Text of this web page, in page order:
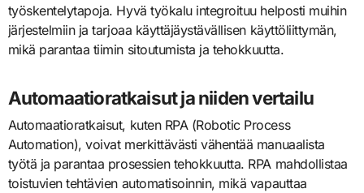
työskentelytapoja. Hyvä työkalu integroituu helposti muihin
järjestelmiin ja tarjoaa käyttäjäystävällisen käyttöliittymän,
mikä parantaa tiimin sitoutumista ja tehokkuutta.
Automaatioratkaisut ja niiden vertailu
Automaatioratkaisut, kuten RPA (Robotic Process
Automation), voivat merkittävästi vähentää manuaalista
työtä ja parantaa prosessien tehokkuutta. RPA mahdollistaa
toistuvien tehtävien automatisoinnin, mikä vapauttaa